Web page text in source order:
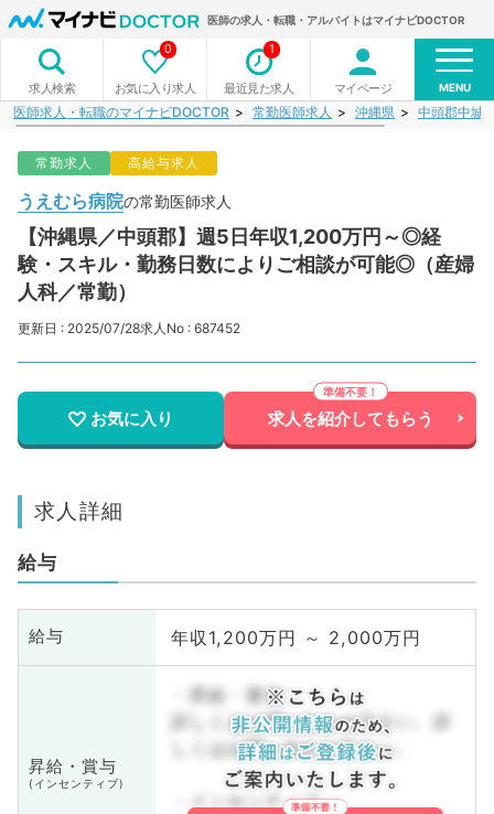
医師の求人・転職・アルバイトはマイナビDOCTOR
求人検索 お気に入り求人
0
最近見た求人
1
マイページ MENU
医師求人・転職のマイナビDOCTOR 常勤医師求人 沖縄県 中頭郡中城
常勤求人 高給与求人
うえむら病院の常勤医師求人
【沖縄県／中頭郡】週5日年収1,200万円～◎経
験・スキル・勤務日数によりご相談が可能◎（産婦
人科／常勤）
更新日 : 2025/07/28求人No : 687452
お気に入り 求人を紹介してもらう
求人詳細
給与
給与 年収1,200万円 ～ 2,000万円
昇給・賞与
(インセンティブ)
・昇給・賞与
詳しくはお問い合わせ下さい。詳
しくはお問い合わせ下さい。
・インセンティブ